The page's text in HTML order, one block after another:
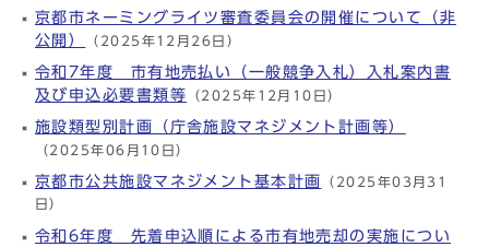
京都市ネーミングライツ審査委員会の開催について（非
公開）
（2025年12月26日）
令和7年度 市有地売払い（一般競争入札）入札案内書
及び申込必要書類等 （2025年12月10日）
施設類型別計画（庁舎施設マネジメント計画等）
（2025年06月10日）
京都市公共施設マネジメント基本計画 （2025年03月31
日）
令和6年度 先着申込順による市有地売却の実施につい